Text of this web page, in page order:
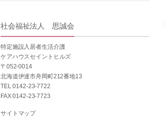
社会福祉法人 思誠会
特定施設入居者生活介護
ケアハウスセイントヒルズ
〒052-0014
北海道伊達市舟岡町212番地13
TEL 0142-23-7722
FAX 0142-23-7723
サイトマップ